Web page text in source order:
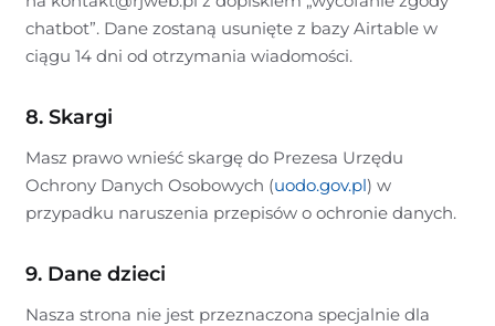
chatbot”. Dane zostaną usunięte z bazy Airtable w
ciągu 14 dni od otrzymania wiadomości.
8. Skargi
Masz prawo wnieść skargę do Prezesa Urzędu
Ochrony Danych Osobowych (uodo.gov.pl) w
przypadku naruszenia przepisów o ochronie danych.
9. Dane dzieci
Nasza strona nie jest przeznaczona specjalnie dla